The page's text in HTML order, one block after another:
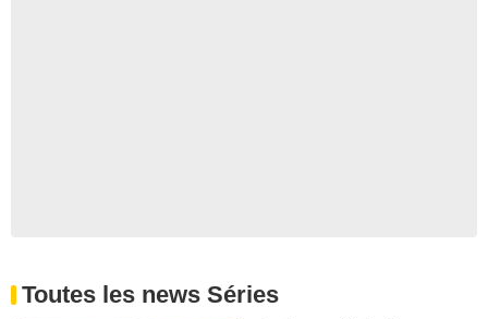
Toutes les news Séries